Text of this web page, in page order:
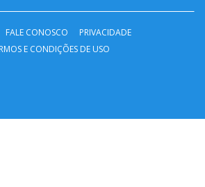
FALE CONOSCO
PRIVACIDADE
E CONDIÇÕES DE USO